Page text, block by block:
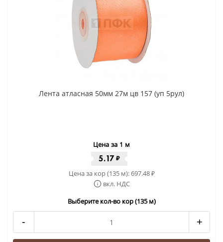
Лента атласная 50мм 27м цв 157 (уп 5рул)
Цена за 1 м
5.17 ₽
Цена за кор (135 м):697.48₽
вкл. НДС
Выберите кол-во кор (135 м)
- +